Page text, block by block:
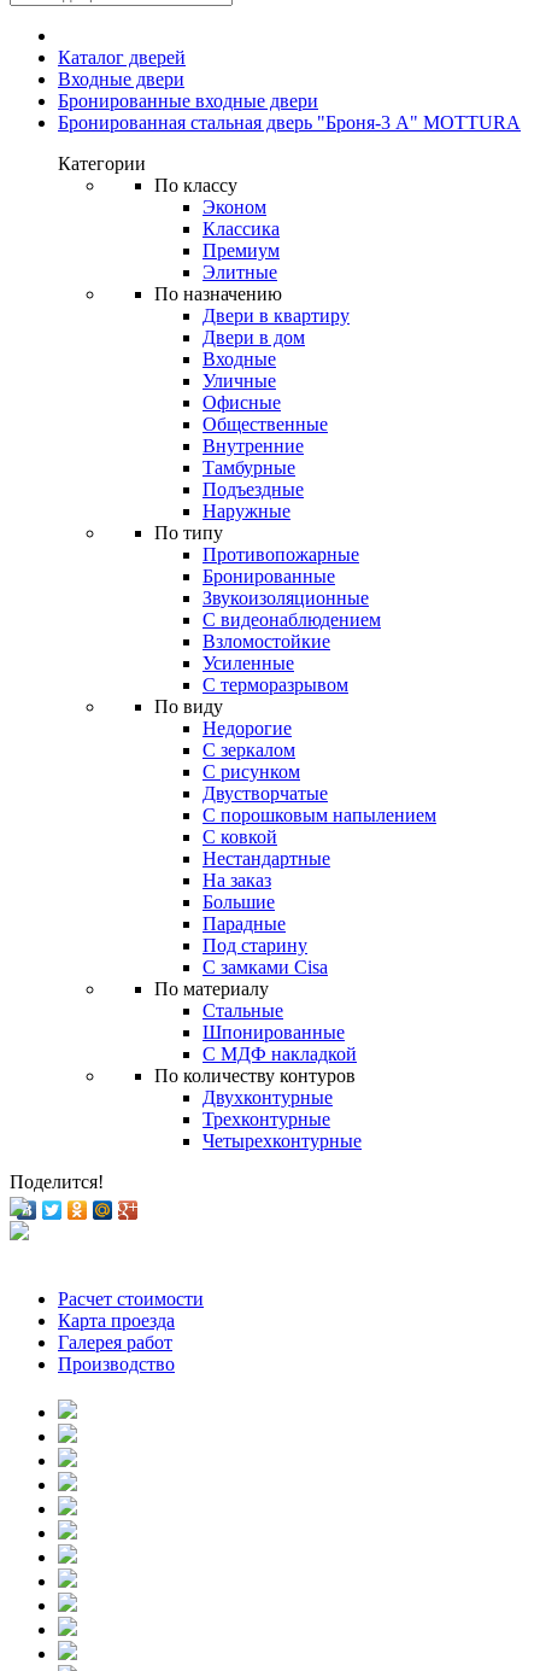
Каталог дверей
Входные двери
Бронированные входные двери
Бронированная стальная дверь "Броня-3 А" MOTTURA
Категории
По классу
Эконом
Классика
Премиум
Элитные
По назначению
Двери в квартиру
Двери в дом
Входные
Уличные
Офисные
Общественные
Внутренние
Тамбурные
Подъездные
Наружные
По типу
Противопожарные
Бронированные
Звукоизоляционные
С видеонаблюдением
Взломостойкие
Усиленные
С терморазрывом
По виду
Недорогие
С зеркалом
С рисунком
Двустворчатые
С порошковым напылением
С ковкой
Нестандартные
На заказ
Большие
Парадные
Под старину
С замками Cisa
По материалу
Стальные
Шпонированные
С МДФ накладкой
По количеству контуров
Двухконтурные
Трехконтурные
Четырехконтурные
Поделится!
Расчет стоимости
Карта проезда
Галерея работ
Производство